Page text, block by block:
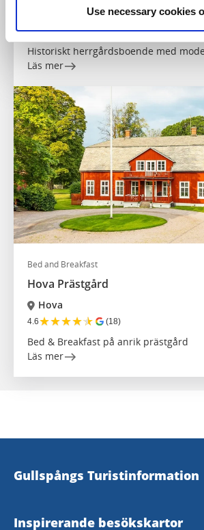
Use necessary cookies
4.5★★★★★ (74)
Historiskt herrgårdsboende med
Läs mer
Bed and Breakfast
Hova Prästgård
Hova
4.6★★★★★ (18)
Bed & Breakfast på anrik prästgård
Läs mer
Gullspångs Turistinformation
Kontakta oss
Inspirerande besökskartor